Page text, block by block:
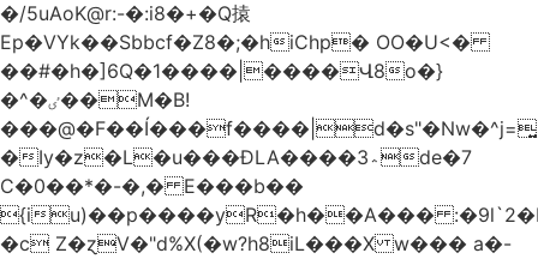
�/5uAoK@r:-�:i8�+�Q㨬
Ep�VYk��Sbbcf�Z8�;�hiChp� OO�U<�
��#�h�]6Q�1����|����Վ8o�}
�^�ٸ��M�B!
�Iy�z�L�u���ĐLA����3؞de�7
C�0��*�-�,� E���b��
{iu)��p����yR�h��A���
�c Z�ɀV�"d%X(�w?h8iL���X w��� a�-